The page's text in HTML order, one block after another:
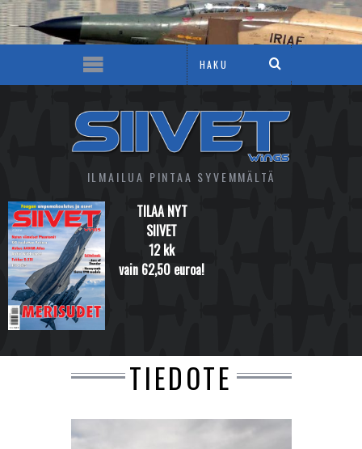
ILMAILUA PINTAA SYVEMMÄLTÄ
TILAA NYT
SIIVET
12 kk
vain 62,50 euroa!
TIEDOTE